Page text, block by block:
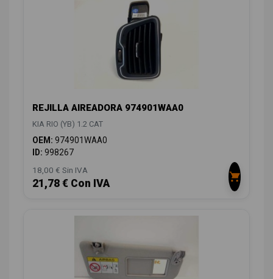
REJILLA AIREADORA 974901WAA0
KIA RIO (YB) 1.2 CAT
OEM: 974901WAA0
ID: 998267
18,00 € Sin IVA
21,78 € Con IVA